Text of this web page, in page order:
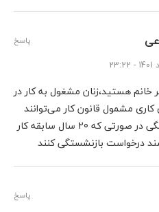
خانم هستید،زنان مشغول به کار در
مشمول قانون کار می‌توانند
در 42 سالگی در صورتی که 20 سال سابقه کار
درخواست بازنشستگی کنند
پاسخ
پاسخ